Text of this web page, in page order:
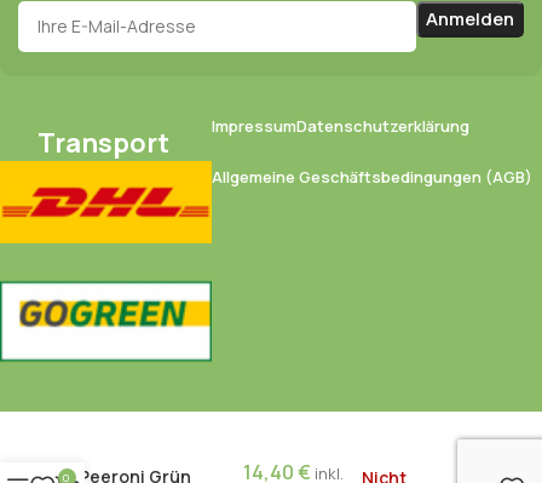
Transport ImpressumDatenschutzerklärung
Allgemeine Geschäftsbedingungen (AGB)
Peeroni Grün 14,40€ inkl. Nicht
0